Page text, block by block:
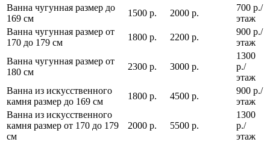
Ванна чугунная размер до
169 см
1500 р. 2000 р.
700 р./
этаж
Ванна чугунная размер от
170 до 179 см
1800 р. 2200 р.
900 р./
этаж
Ванна чугунная размер от
180 см
2300 р. 3000 р.
1300
р./
этаж
Ванна из искусственного
камня размер до 169 см
1800 р. 4500 р.
900 р./
этаж
Ванна из искусственного
камня размер от 170 до 179
см
2000 р. 5500 р.
1300
р./
этаж